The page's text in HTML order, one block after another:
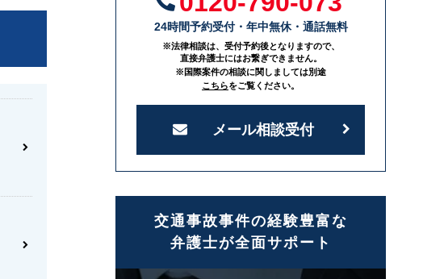
24時間予約受付・年中無休・通話無料
※法律相談は、受付予約後となりますので、
直接弁護士にはお繋ぎできません。
※国際案件の相談に関しましては別途
こちらをご覧ください。
メール相談受付
交通事故事件の経験豊富な
弁護士が全面サポート